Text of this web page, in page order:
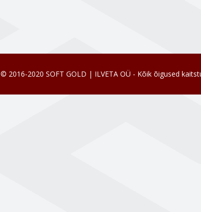
© 2016-2020 SOFT GOLD | ILVETA OÜ - Kõik õigused